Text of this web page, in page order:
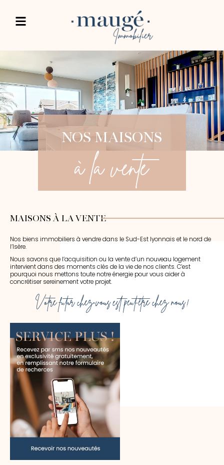
NOS MAISONS
à la vente
MAISONS À LA VENTE
Nos biens immobiliers à vendre dans le Sud-Est lyonnais et le nord de
l’Isère.
Nous savons que l’acquisition ou la vente d’un nouveau logement
intervient dans des moments clés de la vie de nos clients. C’est
pourquoi nous mettons toute notre énergie pour vous aider à
concrétiser sereinement votre projet.
Votre futur chez-vous est peut-être chez nous !